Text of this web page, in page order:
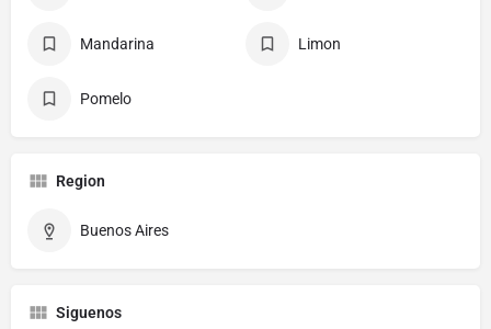
Mandarina Limon
Pomelo
Region
Buenos Aires
Siguenos